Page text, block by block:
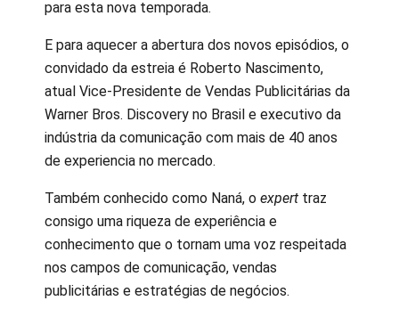
para esta nova temporada.
E para aquecer a abertura dos novos episódios, o
convidado da estreia é Roberto Nascimento,
atual Vice-Presidente de Vendas Publicitárias da
Warner Bros. Discovery no Brasil e executivo da
indústria da comunicação com mais de 40 anos
de experiencia no mercado.
Também conhecido como Naná, o expert traz
consigo uma riqueza de experiência e
conhecimento que o tornam uma voz respeitada
nos campos de comunicação, vendas
publicitárias e estratégias de negócios.